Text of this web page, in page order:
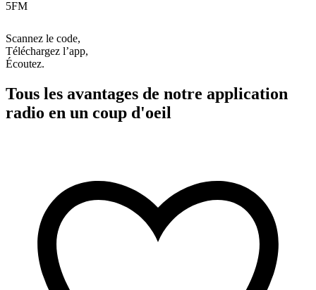
5FM
Scannez le code,
Téléchargez l’app,
Écoutez.
Tous les avantages de notre application
radio en un coup d'oeil